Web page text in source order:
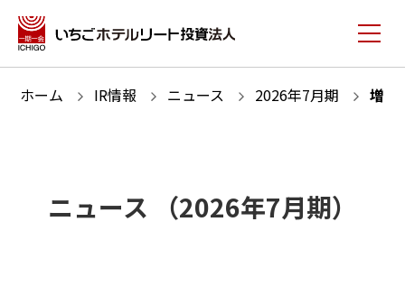
ホーム IR情報 ニュース 2026年7月期 増資
ニュース （2026年7月期）